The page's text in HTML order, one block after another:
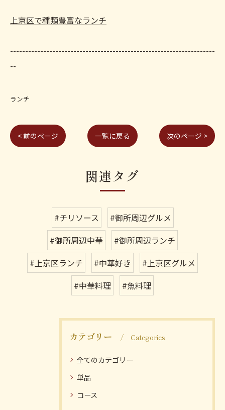
上京区で種類豊富なランチ
--------------------------------------------------------------------
--
ランチ
< 前のページ 一覧に戻る 次のページ >
関連タグ
#チリソース
#御所周辺グルメ
#御所周辺中華
#御所周辺ランチ
#上京区ランチ
#中華好き
#上京区グルメ
#中華料理
#魚料理
カテゴリー Categories
全てのカテゴリー
単品
コース